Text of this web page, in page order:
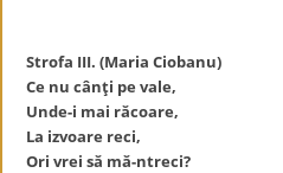
Strofa III. (Maria Ciobanu)
Ce nu cânți pe vale,
Unde-i mai răcoare,
La izvoare reci,
Ori vrei să mă-ntreci?